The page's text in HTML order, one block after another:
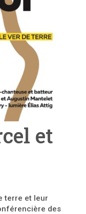
et
terre et leur
des